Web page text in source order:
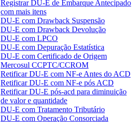
Registrar DU-E de Embarque Antecipado
com mais itens
DU-E com Drawback Suspensão
DU-E com Drawback Devolução
DU-E com LPCO
DU-E com Depuração Estatística
DU-E com Certificado de Origem
Mercosul CCPTC/CCROM
Retificar DU-E com NF-e Antes do ACD
Retificar DU-E com NF-e pós ACD
Retificar DU-E pós-acd para diminuição
de valor e quantidade
DU-E com Tratamento Tributário
DU-E com Operação Consorciada